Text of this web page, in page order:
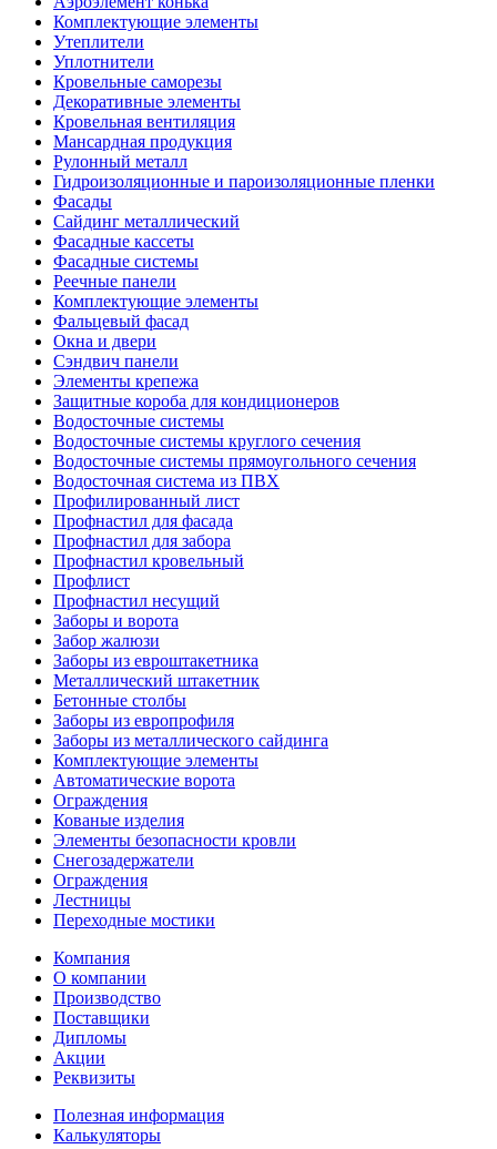
Комплектующие элементы
Утеплители
Уплотнители
Кровельные саморезы
Декоративные элементы
Кровельная вентиляция
Мансардная продукция
Рулонный металл
Гидроизоляционные и пароизоляционные пленки
Фасады
Сайдинг металлический
Фасадные кассеты
Фасадные системы
Реечные панели
Комплектующие элементы
Фальцевый фасад
Окна и двери
Сэндвич панели
Элементы крепежа
Защитные короба для кондиционеров
Водосточные системы
Водосточные системы круглого сечения
Водосточные системы прямоугольного сечения
Водосточная система из ПВХ
Профилированный лист
Профнастил для фасада
Профнастил для забора
Профнастил кровельный
Профлист
Профнастил несущий
Заборы и ворота
Забор жалюзи
Заборы из евроштакетника
Металлический штакетник
Бетонные столбы
Заборы из европрофиля
Заборы из металлического сайдинга
Комплектующие элементы
Автоматические ворота
Ограждения
Кованые изделия
Элементы безопасности кровли
Снегозадержатели
Ограждения
Лестницы
Переходные мостики
Компания
О компании
Производство
Поставщики
Дипломы
Акции
Реквизиты
Полезная информация
Калькуляторы